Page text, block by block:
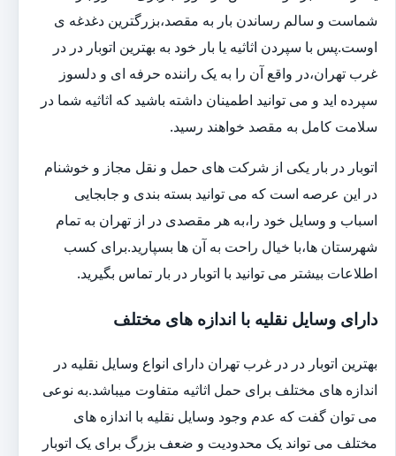
شماست و سالم رساندن بار به مقصد،بزرگترین دغدغه ی
اوست.پس با سپردن اثاثیه یا بار خود به بهترین اتوبار در در
غرب تهران،در واقع آن را به یک راننده حرفه ای و دلسوز
سپرده اید و می توانید اطمینان داشته باشید که اثاثیه شما در
سلامت کامل به مقصد خواهند رسید.
اتوبار در بار یکی از شرکت های حمل و نقل مجاز و خوشنام
در این عرصه است که می توانید بسته بندی و جابجایی
اسباب و وسایل خود را،به هر مقصدی در از تهران به تمام
شهرستان ها،با خیال راحت به آن ها بسپارید.برای کسب
اطلاعات بیشتر می توانید با اتوبار در بار تماس بگیرید.
دارای وسایل نقلیه با اندازه های مختلف
بهترین اتوبار در در غرب تهران دارای انواع وسایل نقلیه در
اندازه های مختلف برای حمل اثاثیه متفاوت می‎باشد.به نوعی
می توان گفت که عدم وجود وسایل نقلیه با اندازه های
مختلف می تواند یک محدودیت و ضعف بزرگ برای یک اتوبار